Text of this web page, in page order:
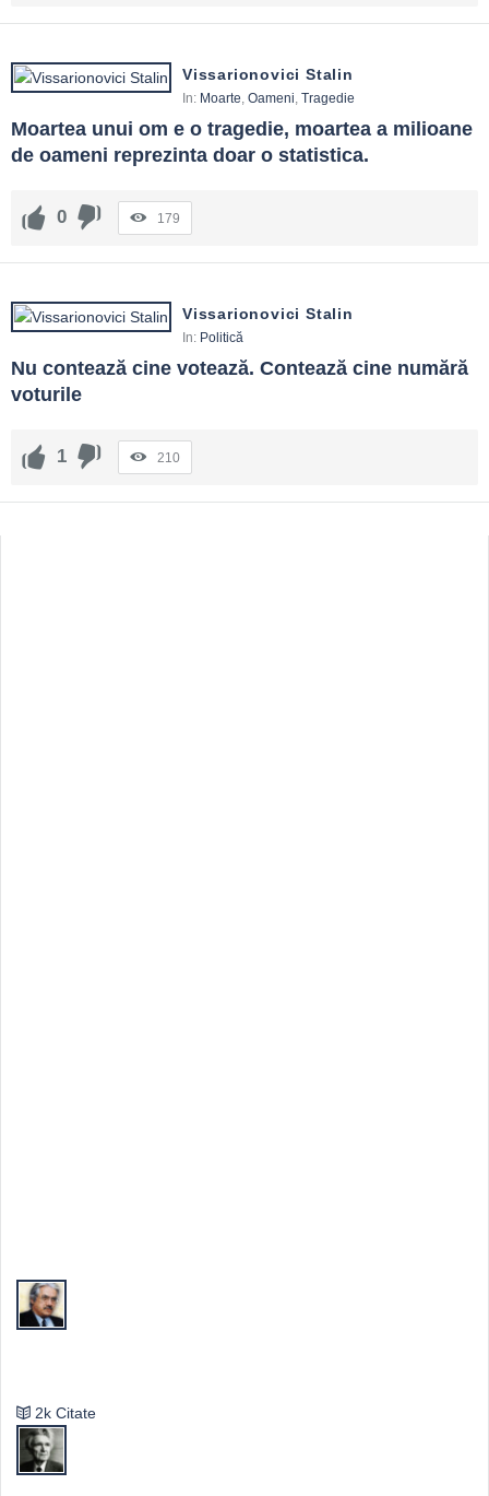
Vissarionovici Stalin
In: Moarte Oameni Tragedie
Moartea unui om e o tragedie, moartea a milioane
de oameni reprezinta doar o statistica.
0 179
Vissarionovici Stalin
In: Politică
Nu contează cine votează. Contează cine numără
voturile
1 210
2k Citate